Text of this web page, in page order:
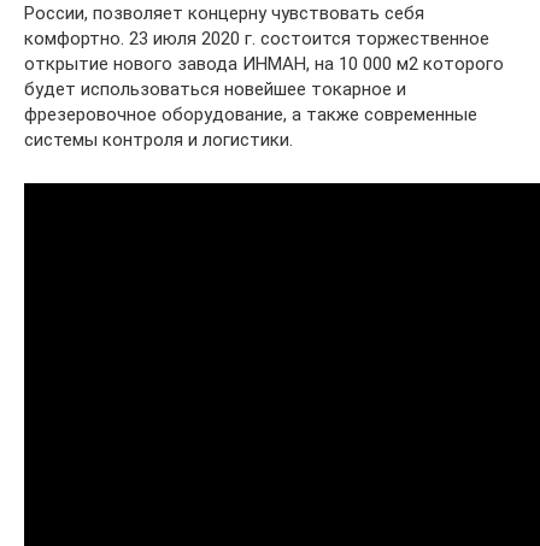
России, позволяет концерну чувствовать себя
комфортно. 23 июля 2020 г. состоится торжественное
открытие нового завода ИНМАН, на 10 000 м2 которого
будет использоваться новейшее токарное и
фрезеровочное оборудование, а также современные
системы контроля и логистики.